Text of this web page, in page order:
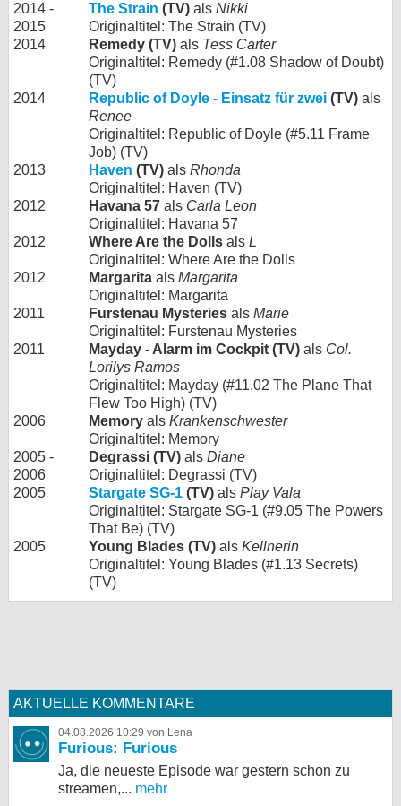
2014 -
2015
The Strain (TV) als Nikki
Originaltitel: The Strain (TV)
2014
Remedy (TV) als Tess Carter
Originaltitel: Remedy (#1.08 Shadow of Doubt)
(TV)
2014
Republic of Doyle - Einsatz für zwei (TV) als
Renee
Originaltitel: Republic of Doyle (#5.11 Frame
Job) (TV)
2013
Haven (TV) als Rhonda
Originaltitel: Haven (TV)
2012
Havana 57 als Carla Leon
Originaltitel: Havana 57
2012
Where Are the Dolls als L
Originaltitel: Where Are the Dolls
2012
Margarita als Margarita
Originaltitel: Margarita
2011
Furstenau Mysteries als Marie
Originaltitel: Furstenau Mysteries
2011
Mayday - Alarm im Cockpit (TV) als Col.
Lorilys Ramos
Originaltitel: Mayday (#11.02 The Plane That
Flew Too High) (TV)
2006
Memory als Krankenschwester
Originaltitel: Memory
2005 -
2006
Degrassi (TV) als Diane
Originaltitel: Degrassi (TV)
2005
Stargate SG-1 (TV) als Play Vala
Originaltitel: Stargate SG-1 (#9.05 The Powers
That Be) (TV)
2005
Young Blades (TV) als Kellnerin
Originaltitel: Young Blades (#1.13 Secrets)
(TV)
AKTUELLE KOMMENTARE
04.08.2026 10:29 von Lena
Furious: Furious
Ja, die neueste Episode war gestern schon zu
streamen,... mehr